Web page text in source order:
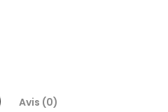
Avis (0)